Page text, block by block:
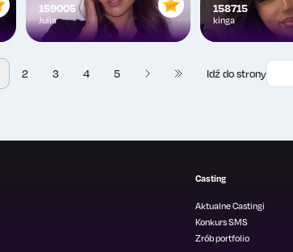
159005
Julia
158715
kinga
2 3 4 5 Następna367 Idź do strony
Casting
Aktualne Castingi
Konkurs SMS
Zrób portfolio